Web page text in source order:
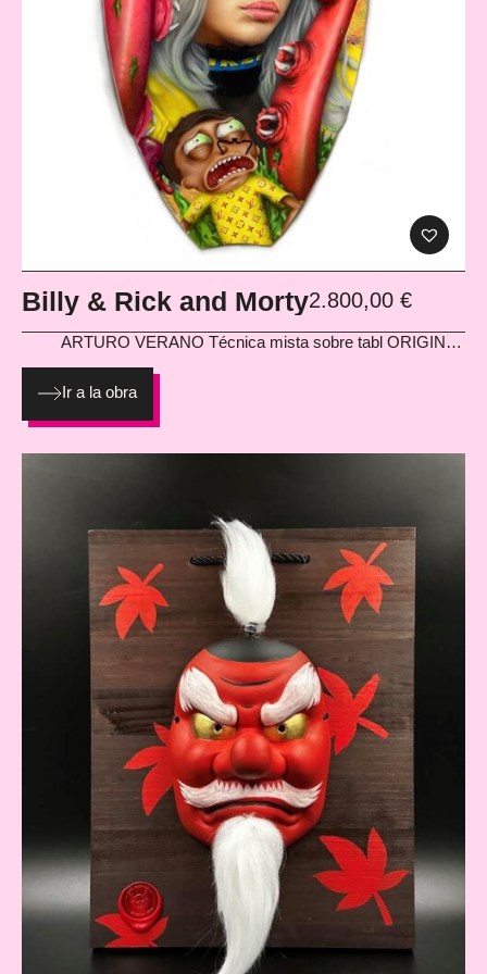
Billy & Rick and Morty2.800,00 €
ARTURO VERANO Técnica mista sobre tabl ORIGINAL
Ir a la obra